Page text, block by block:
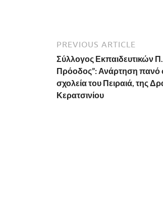
PREVIOUS ARTICLE
Σύλλογος Εκπαιδευτικών
Πρόοδος”: Ανάρτηση πανό
σχολεία του Πειραιά, της
Κερατσινίου